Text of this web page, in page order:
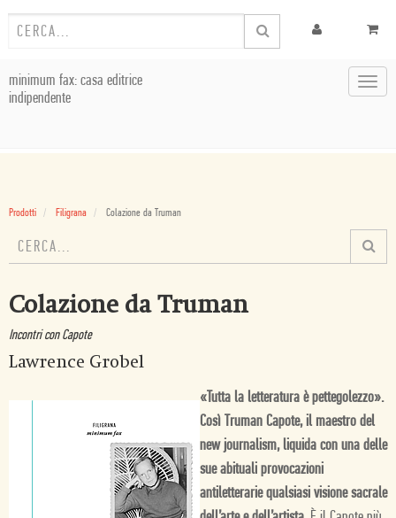
minimum fax: casa editrice
indipendente
Prodotti Filigrana Colazione da Truman
Colazione da Truman
Incontri con Capote
Lawrence Grobel
«Tutta la letteratura è pettegolezzo».
Così Truman Capote, il maestro del
new journalism, liquida con una delle
sue abituali provocazioni
antiletterarie qualsiasi visione sacrale